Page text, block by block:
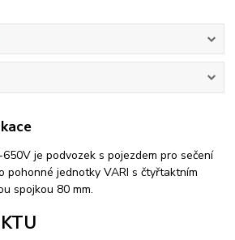
je podvozek s pojezdem pro sečení
pohonné jednotky VARI s čtyřtaktním
spojkou 80 mm.